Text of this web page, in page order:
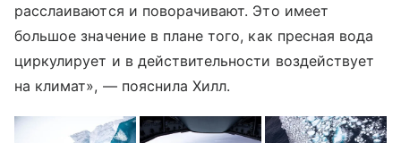
расслаиваются и поворачивают. Это имеет
большое значение в плане того, как пресная вода
циркулирует и в действительности воздействует
на климат», — пояснила Хилл.